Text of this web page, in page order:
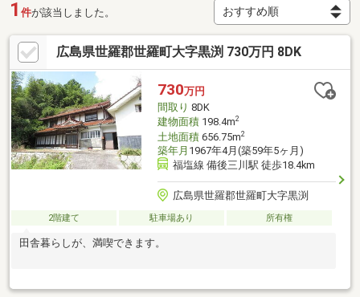
1 件が該当しました。
広島県世羅郡世羅町大字黒渕 730万円 8DK
730万円
間取り 8DK
建物面積198.4m2
土地面積656.75m2
築年月 1967年4月(築59年5ヶ月)
福塩線 備後三川駅 徒歩18.4km
広島県世羅郡世羅町大字黒渕
2階建て 駐車場あり 所有権
田舎暮らしが、満喫できます。